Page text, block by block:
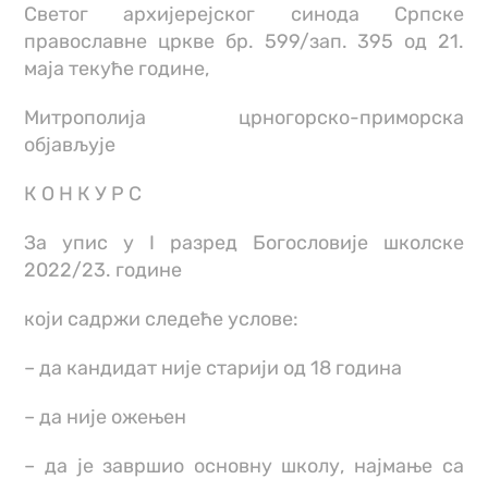
Светог архијерејског синода Српске
православне цркве бр. 599/зап. 395 од 21.
маја текуће године,
Митрополија црногорско-приморска
објављује
К О Н К У Р С
За упис у I разред Богословије школске
2022/23. године
који садржи следеће услове:
– да кандидат није старији од 18 година
– да није ожењен
– да је завршио основну школу, најмање са